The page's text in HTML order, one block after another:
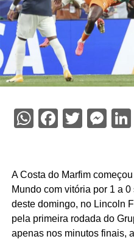
WhatsApp
A Costa do Marfim
Mundo com vitória por 1 a
deste domingo, no Lincoln
pela primeira rodada do
apenas nos minutos finais,